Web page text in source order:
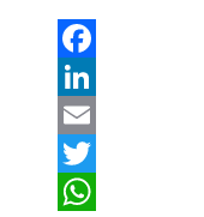
Facebook
LinkedIn
Email
Twitter